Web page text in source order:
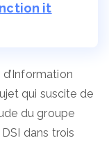
it
qui suscite de
du groupe
dans trois